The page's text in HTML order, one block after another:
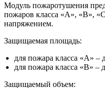
Модуль пожаротушения
пожаров класса «А», «В»,
напряжением.
Защищаемая площадь:
для пожара класса «А» –
для пожара класса «В» –
Защищаемый объем: